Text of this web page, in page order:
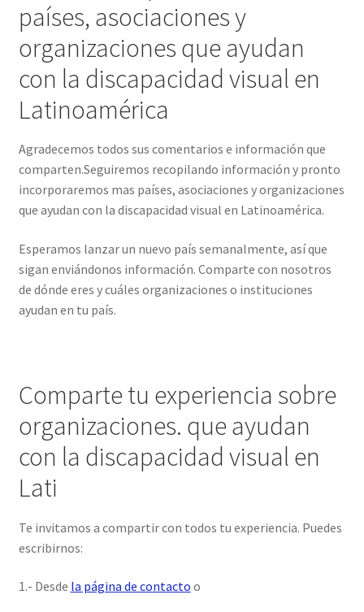
países, asociaciones y
organizaciones que ayudan
con la discapacidad visual en
Latinoamérica
Agradecemos todos sus comentarios e información que
comparten.Seguiremos recopilando información y pronto
incorporaremos mas países, asociaciones y organizaciones
que ayudan con la discapacidad visual en Latinoamérica.
Esperamos lanzar un nuevo país semanalmente, así que
sigan enviándonos información. Comparte con nosotros
de dónde eres y cuáles organizaciones o instituciones
ayudan en tu país.
Comparte tu experiencia sobre
organizaciones. que ayudan
con la discapacidad visual en
Lati
Te invitamos a compartir con todos tu experiencia. Puedes
escribirnos:
1.- Desde la página de contacto o